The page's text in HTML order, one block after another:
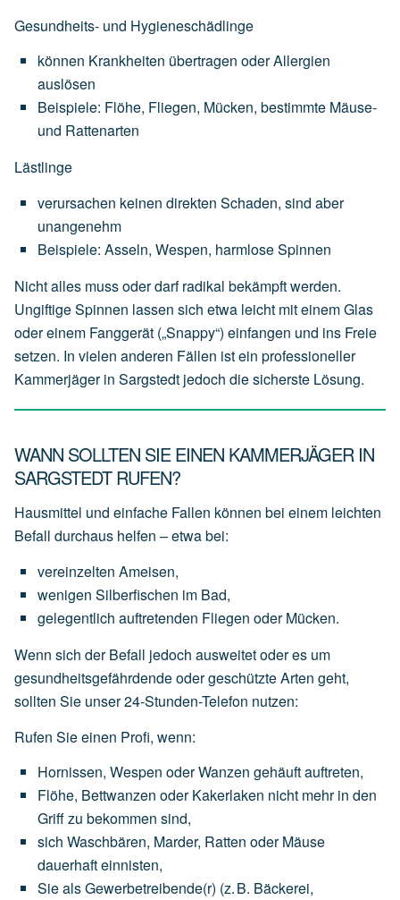
Gesundheits- und Hygieneschädlinge
können Krankheiten übertragen oderAllergien
auslösen
Beispiele: Flöhe, Fliegen, Mücken, bestimmte Mäuse-
und Rattenarten
Lästlinge
verursachen keinen direkten Schaden, sind aber
unangenehm
Beispiele: Asseln, Wespen, harmloseSpinnen
Nicht alles muss oder darf radikal bekämpft werden.
Ungiftige Spinnen lassen sich etwa leicht mit einem Glas
oder einem Fanggerät („Snappy“) einfangen und ins Freie
setzen. In vielen anderen Fällen ist ein professioneller
Kammerjäger in Sargstedt jedoch die sicherste Lösung.
WANN SOLLTEN SIE EINEN KAMMERJÄGER IN
SARGSTEDT RUFEN?
Hausmittel und einfache Fallen können bei einem leichten
Befall durchaus helfen – etwa bei:
vereinzelten Ameisen,
wenigen Silberfischen im Bad,
gelegentlich auftretenden Fliegen oder Mücken.
Wenn sich der Befall jedoch ausweitet oder es um
gesundheitsgefährdende oder geschützte Arten geht,
sollten Sie unser 24-Stunden-Telefon nutzen:
Rufen Sie einen Profi, wenn:
Hornissen, Wespen oderWanzen gehäuftauftreten,
Flöhe, Bettwanzen oder Kakerlaken nicht mehr in den
Griffzu bekommen sind,
sich Waschbären, Marder, Ratten oder Mäuse
dauerhafteinnisten,
SiealsGewerbetreibende(r) (z.B. Bäckerei,